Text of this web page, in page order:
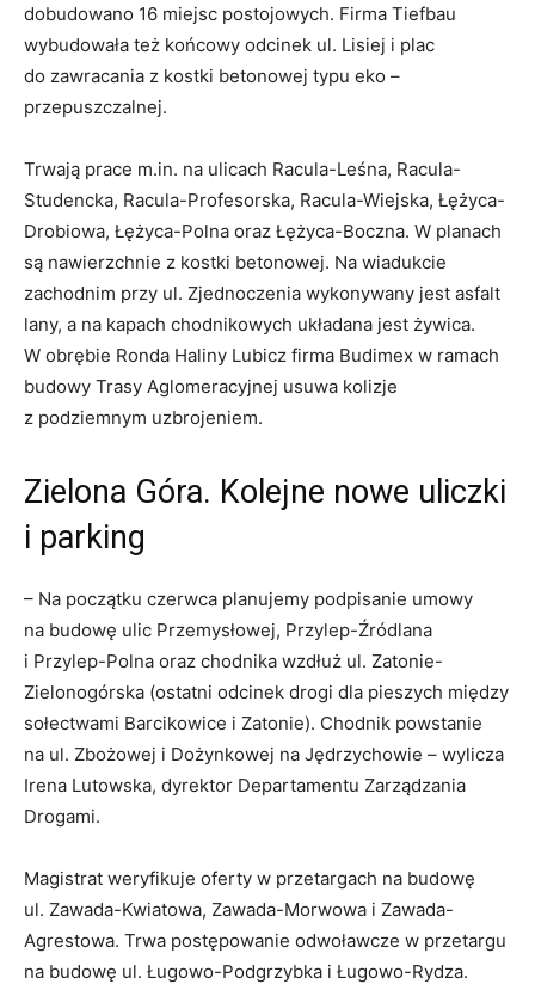
dobudowano 16 miejsc postojowych. Firma Tiefbau
wybudowała też końcowy odcinek ul. Lisiej i plac
do zawracania z kostki betonowej typu eko –
przepuszczalnej.
Trwają prace m.in. na ulicach Racula-Leśna, Racula-
Studencka, Racula-Profesorska, Racula-Wiejska, Łężyca-
Drobiowa, Łężyca-Polna oraz Łężyca-Boczna. W planach
są nawierzchnie z kostki betonowej. Na wiadukcie
zachodnim przy ul. Zjednoczenia wykonywany jest asfalt
lany, a na kapach chodnikowych układana jest żywica.
W obrębie Ronda Haliny Lubicz firma Budimex w ramach
budowy Trasy Aglomeracyjnej usuwa kolizje
z podziemnym uzbrojeniem.
Zielona Góra. Kolejne nowe uliczki
i parking
– Na początku czerwca planujemy podpisanie umowy
na budowę ulic Przemysłowej, Przylep-Źródlana
i Przylep-Polna oraz chodnika wzdłuż ul. Zatonie-
Zielonogórska (ostatni odcinek drogi dla pieszych między
sołectwami Barcikowice i Zatonie). Chodnik powstanie
na ul. Zbożowej i Dożynkowej na Jędrzychowie – wylicza
Irena Lutowska, dyrektor Departamentu Zarządzania
Drogami.
Magistrat weryfikuje oferty w przetargach na budowę
ul. Zawada-Kwiatowa, Zawada-Morwowa i Zawada-
Agrestowa. Trwa postępowanie odwoławcze w przetargu
na budowę ul. Ługowo-Podgrzybka i Ługowo-Rydza.